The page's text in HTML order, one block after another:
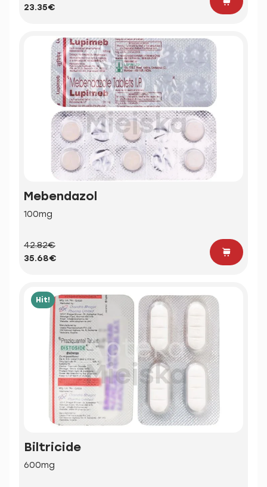
23.35€
Mebendazol
100mg
42.82€
35.68€
Hit!
Biltricide
600mg